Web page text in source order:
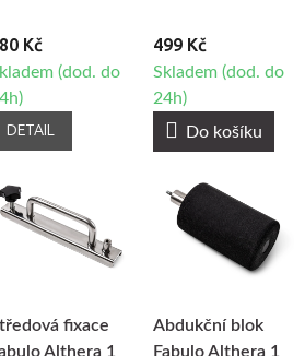
Kč
(dod. do
DETAIL
499 Kč
Skladem (dod. do
24h)
Do košíku
fixace
Althera 1
Abdukční blok
Fabulo Althera 1